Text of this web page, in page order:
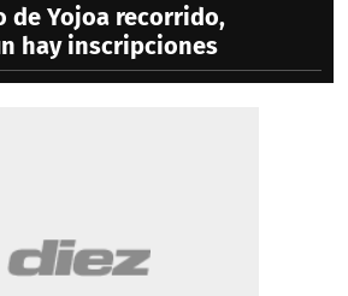
de Yojoa recorrido,
hay inscripciones